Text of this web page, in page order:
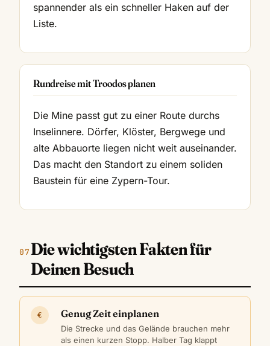
spannender als ein schneller Haken auf der
Liste.
Rundreise mit Troodos planen
Die Mine passt gut zu einer Route durchs
Inselinnere. Dörfer, Klöster, Bergwege und
alte Abbauorte liegen nicht weit auseinander.
Das macht den Standort zu einem soliden
Baustein für eine Zypern-Tour.
Die wichtigsten Fakten für
Deinen Besuch
€ Genug Zeit einplanen
Die Strecke und das Gelände brauchen mehr
als einen kurzen Stopp. Halber Tag klappt